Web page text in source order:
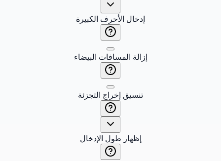
إدخال الأحرف الكبيرة
إزالة المسافات البيضاء
تنسيق إخراج التجزئة
إظهار طول الإدخال